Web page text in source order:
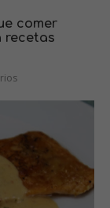
comer
recetas